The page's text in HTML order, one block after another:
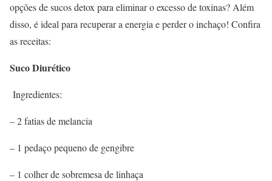
opções de sucos detox para eliminar o excesso de toxinas? Além
disso, é ideal para recuperar a energia e perder o inchaço! Confira
as receitas:
Suco Diurético
Ingredientes:
– 2 fatias de melancia
– 1 pedaço pequeno de gengibre
– 1 colher de sobremesa de linhaça